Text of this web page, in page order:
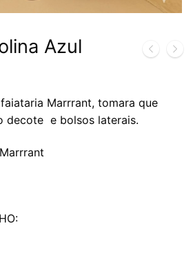
Azul
Marrrant, tomara que
decote e bolsos laterais.